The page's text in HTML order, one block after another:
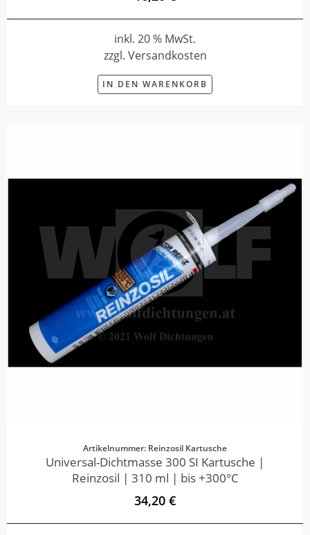
inkl. 20 % MwSt.
zzgl. Versandkosten
IN DEN WARENKORB
Artikelnummer: Reinzosil Kartusche
Universal-Dichtmasse 300 SI Kartusche |
Reinzosil | 310 ml | bis +300°C
34,20 €